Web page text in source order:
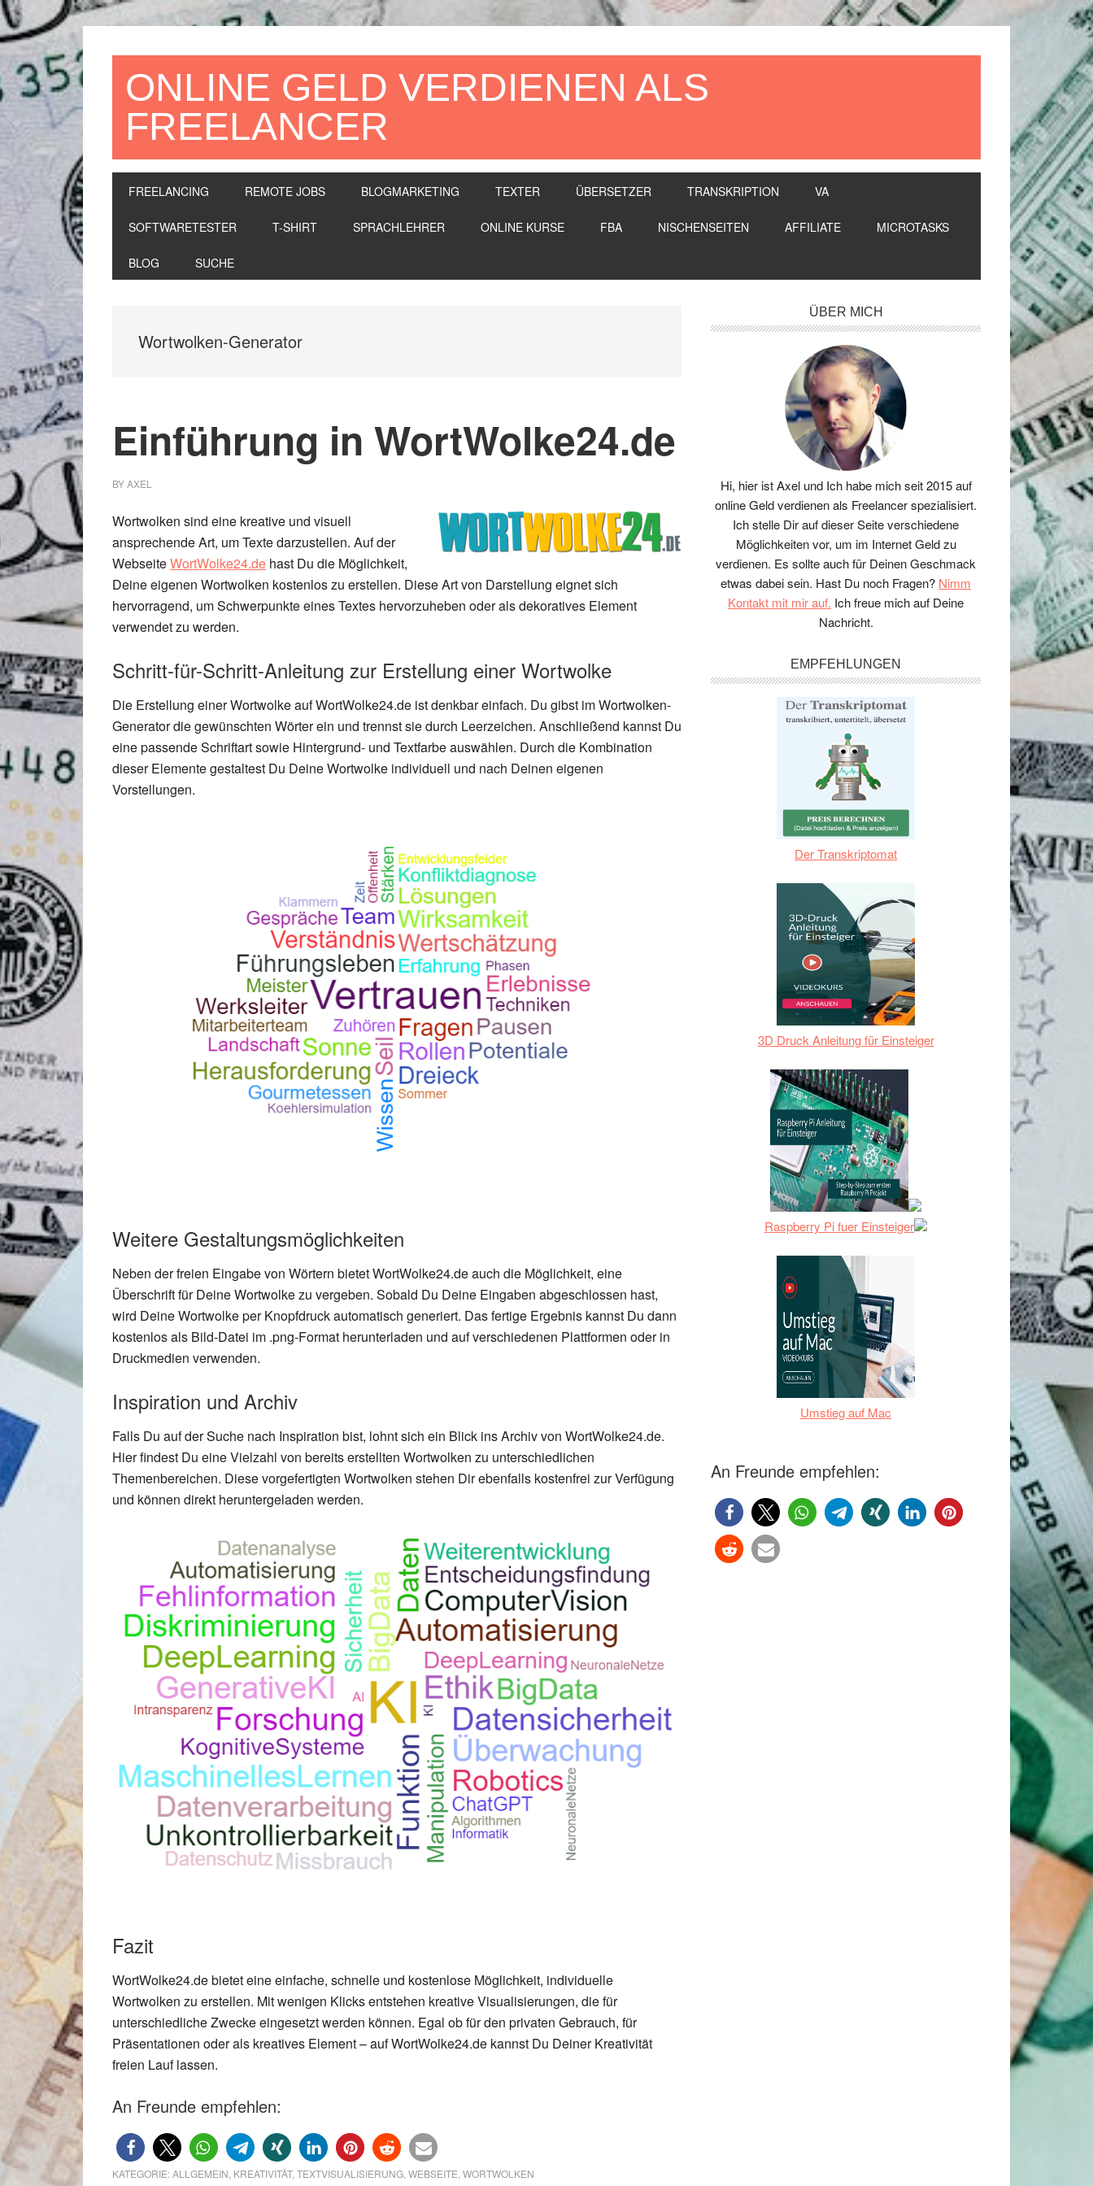
Zur
Hauptnavigation
springen
Zum
Inhalt
springen
Zur
Seitenspalte
springen
ONLINE GELD VERDIENEN ALS
FREELANCER
FREELANCING REMOTE JOBS BLOGMARKETING TEXTER ÜBERSETZER TRANSKRIPTION VA
SOFTWARETESTER T-SHIRT SPRACHLEHRER ONLINE KURSE FBA NISCHENSEITEN AFFILIATE MICROTASKS
BLOG SUCHE
Wortwolken-Generator
Einführung in WortWolke24.de
BYAXEL
Wortwolken sind eine kreative und visuell
ansprechende Art, um Texte darzustellen. Auf der
WebseiteWortWolke24.de hast Du die Möglichkeit,
Deine eigenen Wortwolken kostenlos zu erstellen. Diese Art von Darstellung eignet sich
hervorragend, um Schwerpunkte eines Textes hervorzuheben oder als dekoratives Element
verwendet zu werden.
Schritt-für-Schritt-Anleitung zur Erstellung einer Wortwolke
Die Erstellung einer Wortwolke auf WortWolke24.de ist denkbar einfach. Du gibst im Wortwolken-
Generator die gewünschten Wörter ein und trennst sie durch Leerzeichen. Anschließend kannst Du
eine passende Schriftart sowie Hintergrund- und Textfarbe auswählen. Durch die Kombination
dieser Elemente gestaltest Du Deine Wortwolke individuell und nach Deinen eigenen
Vorstellungen.
Weitere Gestaltungsmöglichkeiten
Neben der freien Eingabe von Wörtern bietet WortWolke24.de auch die Möglichkeit, eine
Überschrift für Deine Wortwolke zu vergeben. Sobald Du Deine Eingaben abgeschlossen hast,
wird Deine Wortwolke per Knopfdruck automatisch generiert. Das fertige Ergebnis kannst Du dann
kostenlos als Bild-Datei im .png-Format herunterladen und auf verschiedenen Plattformen oder in
Druckmedien verwenden.
Inspiration und Archiv
Falls Du auf der Suche nach Inspiration bist, lohnt sich ein Blick ins Archiv von WortWolke24.de.
Hier findest Du eine Vielzahl von bereits erstellten Wortwolken zu unterschiedlichen
Themenbereichen. Diese vorgefertigten Wortwolken stehen Dir ebenfalls kostenfrei zur Verfügung
und können direkt heruntergeladen werden.
Fazit
WortWolke24.de bietet eine einfache, schnelle und kostenlose Möglichkeit, individuelle
Wortwolken zu erstellen. Mit wenigen Klicks entstehen kreative Visualisierungen, die für
unterschiedliche Zwecke eingesetzt werden können. Egal ob für den privaten Gebrauch, für
Präsentationen oder als kreatives Element – auf WortWolke24.de kannst Du Deiner Kreativität
freien Lauf lassen.
An Freunde empfehlen:
KATEGORIE:ALLGEMEIN KREATIVITÄT, TEXTVISUALISIERUNG WEBSEITE WORTWOLKEN
SeitenspalteÜBER MICH
Hi, hier ist Axel und Ich habe mich seit 2015 auf
online Geld verdienen als Freelancer spezialisiert.
Ich stelle Dir auf dieser Seite verschiedene
Möglichkeiten vor, um im Internet Geld zu
verdienen. Es sollte auch für Deinen Geschmack
etwas dabei sein. Hast Du noch Fragen? Nimm
Kontakt mit mir auf. Ich freue mich auf Deine
Nachricht.
EMPFEHLUNGEN
Der Transkriptomat
3D Druck Anleitung für Einsteiger
Raspberry Pi fuer Einsteiger
Umstieg auf Mac
An Freunde empfehlen: